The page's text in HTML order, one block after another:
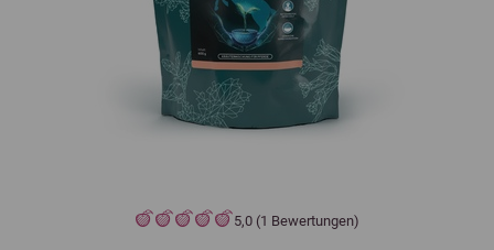
5,0 (1 Bewertungen)